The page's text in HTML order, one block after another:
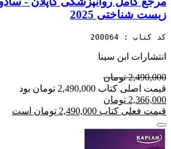
زیست شناختی 2025
کد کتاب : 200064
انتشارات ابن سینا
2,490,000 تومان
قیمت اصلی کتاب 2,490,000 تومان بود
2,366,000 تومان
قیمت فعلی کتاب 2,490,000 تومان است